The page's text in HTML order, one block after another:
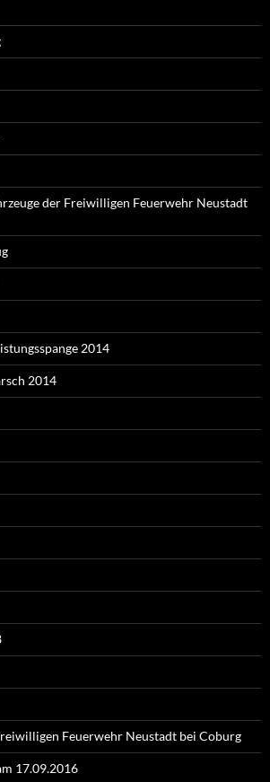
der Freiwilligen Feuerwehr Neustadt
2014
2014
Feuerwehr Neustadt bei Coburg
17.09.2016